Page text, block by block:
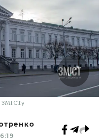
ЗМІСТу